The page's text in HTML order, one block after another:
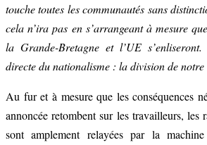
touche toutes les communautés sans
cela n’ira pas en s’arrangeant à mesure
la Grande-Bretagne et l’UE s’enliseront.
directe du nationalisme : la division de notre
Au fur et à mesure que les conséquences
annoncée retombent sur les travailleurs, les
sont amplement relayées par la